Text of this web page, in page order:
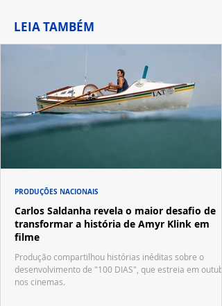
LEIA TAMBÉM
Carlos Saldanha revela o maior desafio de
transformar a história de Amyr Klink em
filme
Produção compartilhou histórias inéditas sobre o
desenvolvimento de "100 DIAS", que estreia em
nos cinemas.
PRODUÇÕES NACIONAIS